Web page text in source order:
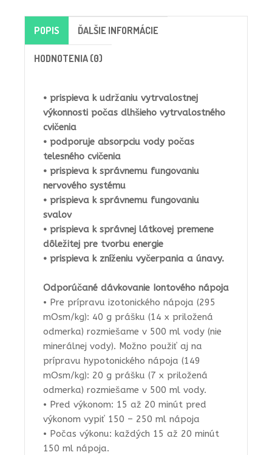
POPIS ĎALŠIE INFORMÁCIE
HODNOTENIA (0)
• prispieva k udržaniu vytrvalostnej
výkonnosti počas dlhšieho vytrvalostného
cvičenia
• podporuje absorpciu vody počas
telesného cvičenia
• prispieva k správnemu fungovaniu
nervového systému
• prispieva k správnemu fungovaniu
svalov
• prispieva k správnej látkovej premene
dôležitej pre tvorbu energie
• prispieva k zníženiu vyčerpania a únavy.
Odporúčané dávkovanie Iontového nápoja
• Pre prípravu izotonického nápoja (295
mOsm/kg): 40 g prášku (14 x priložená
odmerka) rozmiešame v 500 ml vody (nie
minerálnej vody). Možno použiť aj na
prípravu hypotonického nápoja (149
mOsm/kg): 20 g prášku (7 x priložená
odmerka) rozmiešame v 500 ml vody.
• Pred výkonom: 15 až 20 minút pred
výkonom vypiť 150 – 250 ml nápoja
• Počas výkonu: každých 15 až 20 minút
150 ml nápoja.